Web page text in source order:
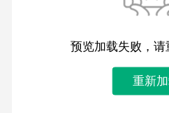
预览加载失败，请
重新